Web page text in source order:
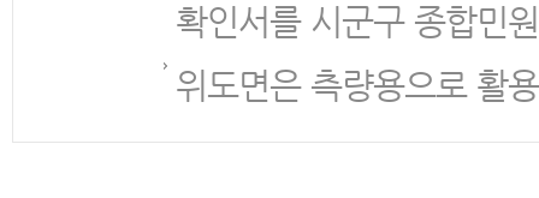
확인서를 시군구 종합민
위도면은 측량용으로 활